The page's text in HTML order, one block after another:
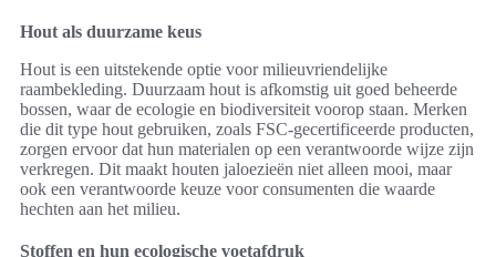
Hout als duurzame keus
Hout is een uitstekende optie voor milieuvriendelijke
raambekleding. Duurzaam hout is afkomstig uit goed beheerde
bossen, waar de ecologie en biodiversiteit voorop staan. Merken
die dit type hout gebruiken, zoals FSC-gecertificeerde producten,
zorgen ervoor dat hun materialen op een verantwoorde wijze zijn
verkregen. Dit maakt houten jaloezieën niet alleen mooi, maar
ook een verantwoorde keuze voor consumenten die waarde
hechten aan het milieu.
Stoffen en hun ecologische voetafdruk